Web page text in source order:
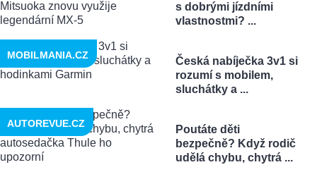
s dobrými jízdními
vlastnostmi? ...
Česká nabíječka 3v1 si
rozumí s mobilem,
sluchátky a ...
MOBILMANIA.CZ
Poutáte děti
bezpečně? Když rodič
udělá chybu, chytrá ...
AUTOREVUE.CZ